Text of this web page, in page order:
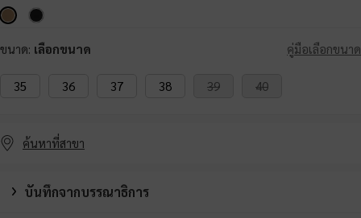
ขนาด: เลือกขนาด คู่มือเลือกขนาด
35 36 37 38 39 40
ค้นหาที่สาขา
บันทึกจากบรรณาธิการ